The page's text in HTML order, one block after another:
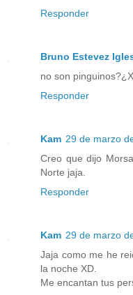
Responder
Bruno Estevez
no son
Responder
Kam 29 de marzo
Creo que dijo
Norte jaja.
Responder
Kam 29 de marzo
Jaja como me he
la noche XD.
Me encantan tus